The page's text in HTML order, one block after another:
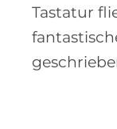
Tastatur